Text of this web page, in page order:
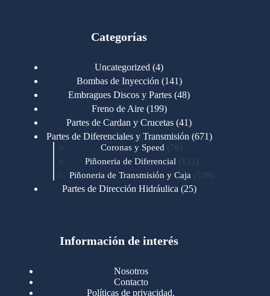
Categorías
Uncategorized 44
productos
Bombas de Inyección 141141
productos
Embragues Discos y Partes 4848
Freno de Aire 199199
productos
Partes de Cardan y Crucetas 4141
productos
Partes de Diferenciales y Transmisión 671671
Coronas y Speed 7676
productos
Piñoneria de Diferencial 132 132
productos
Piñoneria de Transmisión y Caja 539539
Partes de Dirección Hidráulica 2525
Motores Cummins 723
Cummins B/C 855
Cummins ISF
Información de interés
Nosotros
Contacto
Políticas de privacidad.